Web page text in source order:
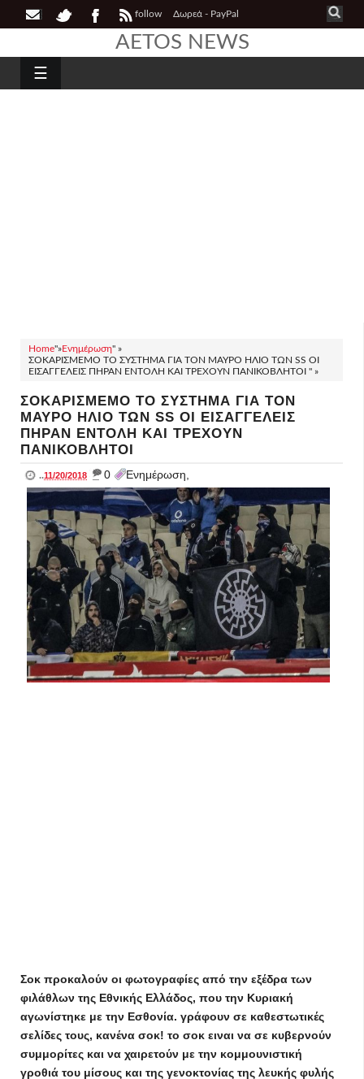
follow Δωρεά - PayPal
AETOS NEWS
☰
Home"»Ενημέρωση" »
ΣΟΚΑΡΙΣΜΕΜΟ ΤΟ ΣΥΣΤΗΜΑ ΓΙΑ ΤΟΝ ΜΑΥΡΟ ΗΛΙΟ ΤΩΝ SS ΟΙ
ΕΙΣΑΓΓΕΛΕΙΣ ΠΗΡΑΝ ΕΝΤΟΛΗ ΚΑΙ ΤΡΕΧΟΥΝ ΠΑΝΙΚΟΒΛΗΤΟΙ " »
ΣΟΚΑΡΙΣΜΕΜΟ ΤΟ ΣΥΣΤΗΜΑ ΓΙΑ ΤΟΝ
ΜΑΥΡΟ ΗΛΙΟ ΤΩΝ SS ΟΙ ΕΙΣΑΓΓΕΛΕΙΣ
ΠΗΡΑΝ ΕΝΤΟΛΗ ΚΑΙ ΤΡΕΧΟΥΝ
ΠΑΝΙΚΟΒΛΗΤΟΙ
..11/20/2018 _ 0 Ενημέρωση,
Σοκ προκαλούν οι φωτογραφίες από την εξέδρα των
φιλάθλων της Εθνικής Ελλάδος, που την Κυριακή
αγωνίστηκε με την Εσθονία. γράφουν σε καθεστωτικές
σελίδες τους, κανένα σοκ! το σοκ ειναι να σε κυβερνούν
συμμορίτες και να χαιρετούν με την κομμουνιστική
γροθιά του μίσους και της γενοκτονίας της λευκής φυλής